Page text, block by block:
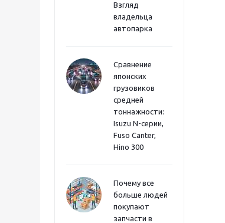
Взгляд
владельца
автопарка
Сравнение
японских
грузовиков
средней
тоннажности:
Isuzu N-серии,
Fuso Canter,
Hino 300
Почему все
больше людей
покупают
запчасти в